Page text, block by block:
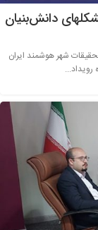
دانش‌بنیان
شهر هوشمند ایران
رویداد...